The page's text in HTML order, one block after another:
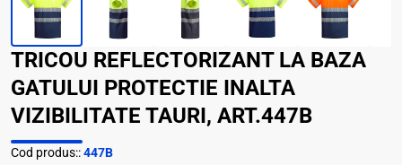
TRICOU REFLECTORIZANT LA BAZA
GATULUI PROTECTIE INALTA
VIZIBILITATE TAURI, ART.447B
Cod produs::447B